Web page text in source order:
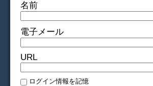
名前
電子メール
URL
ログイン情報を記憶